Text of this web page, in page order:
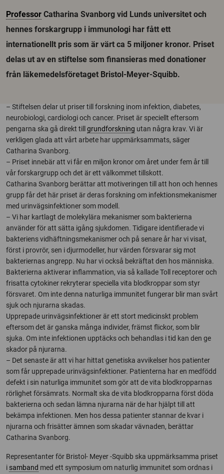
Professor Catharina Svanborg vid Lunds universitet och
hennes forskargrupp i immunologi har fått ett
internationellt pris som är värt ca 5 miljoner kronor. Priset
delas ut av en stiftelse som finansieras med donationer
från läkemedelsföretaget Bristol-Meyer-Squibb.
– Stiftelsen delar ut priser till forskning inom infektion, diabetes,
neurobiologi, cardiologi och cancer. Priset är speciellt eftersom
pengarna ska gå direkt till grundforskning utan några krav. Vi är
verkligen glada att vårt arbete har uppmärksammats, säger
Catharina Svanborg.
– Priset innebär att vi får en miljon kronor om året under fem år till
vår forskargrupp och det är ett välkommet tillskott.
Catharina Svanborg berättar att motiveringen till att hon och hennes
grupp får det här priset är deras forskning om infektionsmekanismer
med urinvägsinfektioner som modell.
– Vi har kartlagt de molekylära mekanismer som bakterierna
använder för att sätta igång sjukdomen. Tidigare identifierade vi
bakteriens vidhäftningsmekanismer och på senare år har vi visat,
först i provrör, sen i djurmodeller, hur värden försvarar sig mot
bakteriernas angrepp. Nu har vi också bekräftat den hos människa.
Bakterierna aktiverar inflammation, via så kallade Toll receptorer och
frisatta cytokiner rekryterar speciella vita blodkroppar som styr
försvaret. Om inte denna naturliga immunitet fungerar blir man svårt
sjuk och njurarna skadas.
Upprepade urinvägsinfektioner är ett stort medicinskt problem
eftersom det är ganska många individer, främst flickor, som blir
sjuka. Om inte infektionen upptäcks och behandlas i tid kan den ge
skador på njurarna.
– Det senaste är att vi har hittat genetiska avvikelser hos patienter
som får upprepade urinvägsinfektioner. Patienterna har en medfödd
defekt i sin naturliga immunitet som gör att de vita blodkropparnas
rörlighet försämrats. Normalt ska de vita blodkropparna först döda
bakterierna och sedan lämna njurarna när de har hjälpt till att
bekämpa infektionen. Men hos dessa patienter stannar de kvar i
njurarna och frisätter ämnen som skadar vävnaden, berättar
Catharina Svanborg.
Representanter för Bristol- Meyer -Squibb ska uppmärksamma priset
i samband med ett symposium om naturlig immunitet som ordnas i